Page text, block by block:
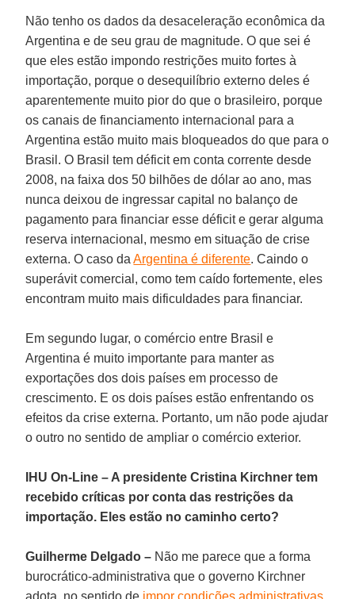
Não tenho os dados da desaceleração econômica da
Argentina e de seu grau de magnitude. O que sei é
que eles estão impondo restrições muito fortes à
importação, porque o desequilíbrio externo deles é
aparentemente muito pior do que o brasileiro, porque
os canais de financiamento internacional para a
Argentina estão muito mais bloqueados do que para o
Brasil. O Brasil tem déficit em conta corrente desde
2008, na faixa dos 50 bilhões de dólar ao ano, mas
nunca deixou de ingressar capital no balanço de
pagamento para financiar esse déficit e gerar alguma
reserva internacional, mesmo em situação de crise
externa. O caso daArgentina é diferente. Caindo o
superávit comercial, como tem caído fortemente, eles
encontram muito mais dificuldades para financiar.
Em segundo lugar, o comércio entre Brasil e
Argentina é muito importante para manter as
exportações dos dois países em processo de
crescimento. E os dois países estão enfrentando os
efeitos da crise externa. Portanto, um não pode ajudar
o outro no sentido de ampliar o comércio exterior.
IHU On-Line– A presidente Cristina Kirchner tem
recebido críticas por conta das restrições da
importação. Eles estão no caminho certo?
Guilherme Delgado – Não me parece que a forma
burocrático-administrativa que o governo Kirchner
adota, no sentido de impor condições administrativas